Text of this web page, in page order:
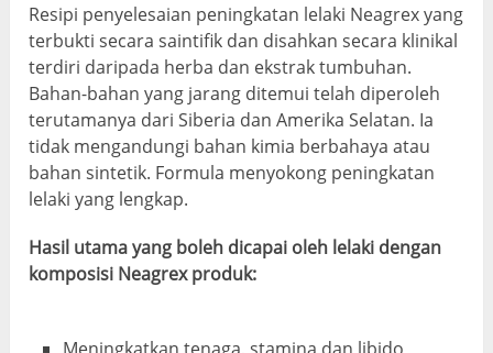
Resipi penyelesaian peningkatan lelaki Neagrex yang
terbukti secara saintifik dan disahkan secara klinikal
terdiri daripada herba dan ekstrak tumbuhan.
Bahan-bahan yang jarang ditemui telah diperoleh
terutamanya dari Siberia dan Amerika Selatan. Ia
tidak mengandungi bahan kimia berbahaya atau
bahan sintetik. Formula menyokong peningkatan
lelaki yang lengkap.
Hasil utama yang boleh dicapai oleh lelaki dengan
komposisi Neagrex produk:
Meningkatkan tenaga, stamina dan libido